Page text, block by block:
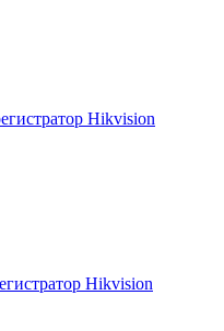
Hikvision
Hikvision